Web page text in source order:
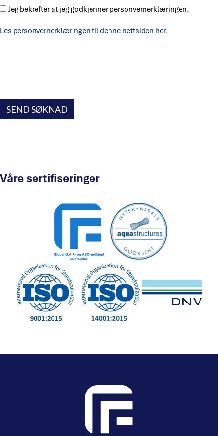
Jeg bekrefter at jeg godkjenner personvernerklæringen.
Les personvernerklæringen til denne nettsiden her.
SEND SØKNAD
Våre sertifiseringer